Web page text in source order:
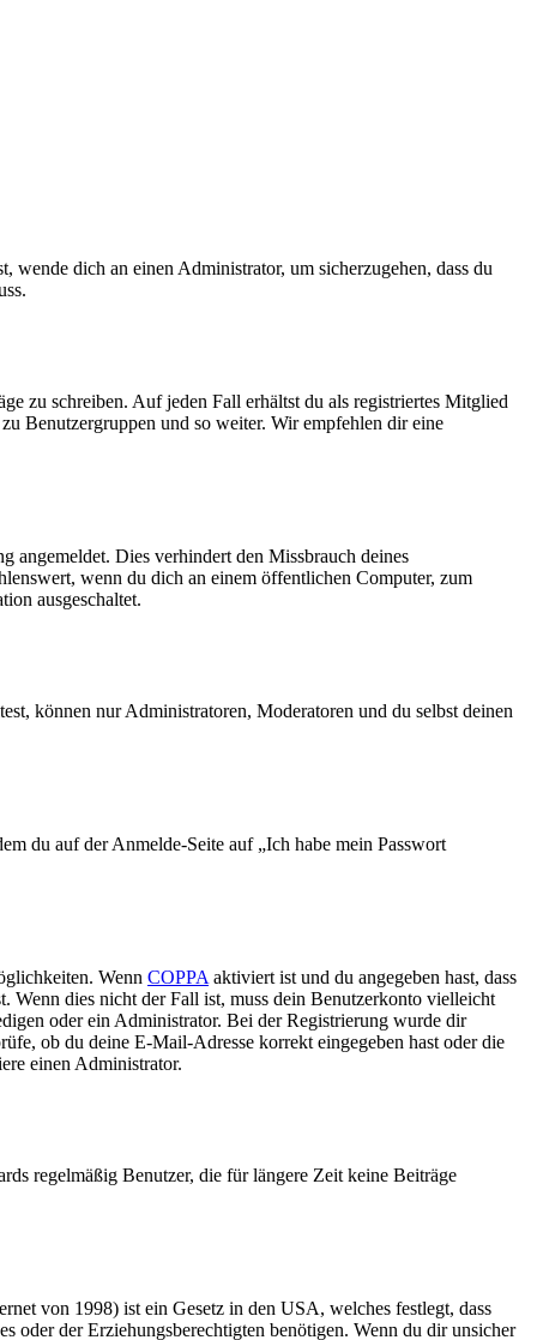
dich an einen Administrator, um sicherzugehen, dass du
zu schreiben. Auf jeden Fall erhältst du als registriertes Mitglied
Benutzergruppen und so weiter. Wir empfehlen dir eine
angemeldet. Dies verhindert den Missbrauch deines
wenn du dich an einem öffentlichen Computer, zum
ausgeschaltet.
können nur Administratoren, Moderatoren und du selbst deinen
du auf der Anmelde-Seite auf „Ich habe mein Passwort
Wenn COPPA aktiviert ist und du angegeben hast, dass
Wenn dies nicht der Fall ist, muss dein Benutzerkonto vielleicht
oder ein Administrator. Bei der Registrierung wurde dir
ob du deine E-Mail-Adresse korrekt eingegeben hast oder die
einen Administrator.
regelmäßig Benutzer, die für längere Zeit keine Beiträge
von 1998) ist ein Gesetz in den USA, welches festlegt, dass
oder der Erziehungsberechtigten benötigen. Wenn du dir unsicher